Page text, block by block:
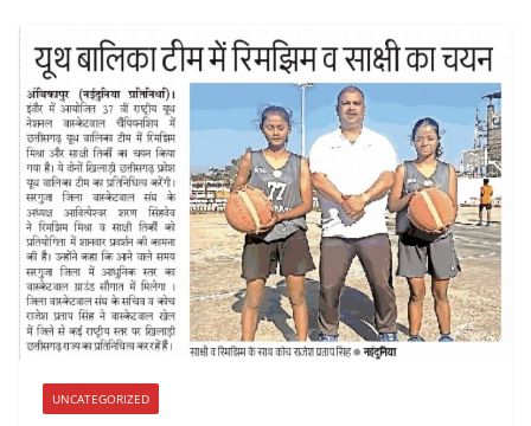
UNCATEGORIZED